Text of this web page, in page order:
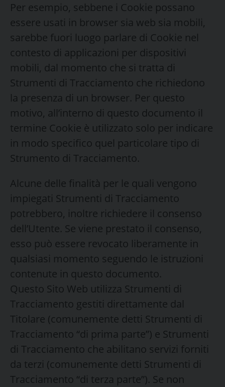
Per esempio, sebbene i Cookie possano
essere usati in browser sia web sia mobili,
sarebbe fuori luogo parlare di Cookie nel
contesto di applicazioni per dispositivi
mobili, dal momento che si tratta di
Strumenti di Tracciamento che richiedono
la presenza di un browser. Per questo
motivo, all’interno di questo documento il
termine Cookie è utilizzato solo per indicare
in modo specifico quel particolare tipo di
Strumento di Tracciamento.
Alcune delle finalità per le quali vengono
impiegati Strumenti di Tracciamento
potrebbero, inoltre richiedere il consenso
dell’Utente. Se viene prestato il consenso,
esso può essere revocato liberamente in
qualsiasi momento seguendo le istruzioni
contenute in questo documento.
Questo Sito Web utilizza Strumenti di
Tracciamento gestiti direttamente dal
Titolare (comunemente detti Strumenti di
Tracciamento “di prima parte”) e Strumenti
di Tracciamento che abilitano servizi forniti
da terzi (comunemente detti Strumenti di
Tracciamento “di terza parte”). Se non